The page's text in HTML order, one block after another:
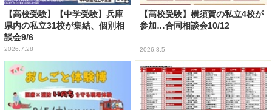
【高校受験】【中学受験】兵庫
県内の私立31校が集結、個別相
談会9/6
2026.7.28
【高校受験】横須賀の私立4校が
参加…合同相談会10/12
2026.8.5